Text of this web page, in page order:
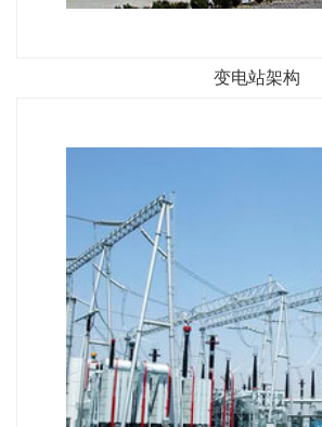
变电站架构